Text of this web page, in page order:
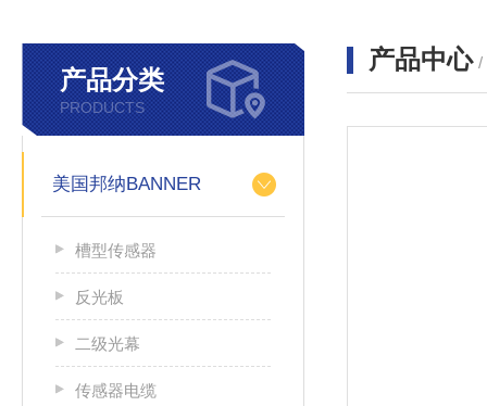
产品分类
PRODUCTS
美国邦纳BANNER
槽型传感器
反光板
二级光幕
传感器电缆
产品中心 /